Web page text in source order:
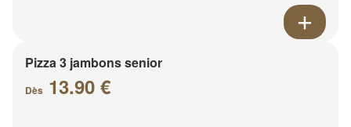
Pizza 3 jambons senior
Dès 13.90 €